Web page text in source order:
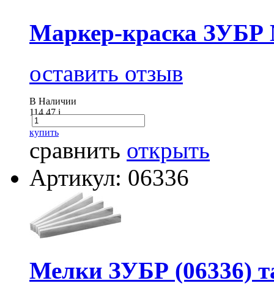
Маркер-краска ЗУБР
оставить отзыв
В Наличии
114.47i
купить
сравнить открыть
Артикул: 06336
Мелки ЗУБР (06336)